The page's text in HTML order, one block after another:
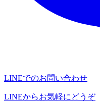
LINEでのお問い合わせ
LINEからお気軽にどうぞ